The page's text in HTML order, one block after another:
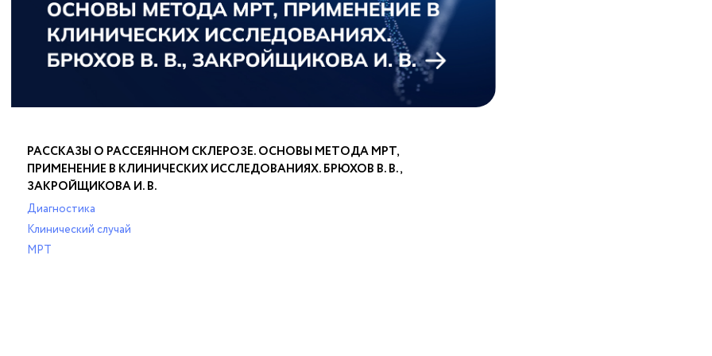
РАССКАЗЫ О РАССЕЯННОМ СКЛЕРОЗЕ. ОСНОВЫ МЕТОДА МРТ,
ПРИМЕНЕНИЕ В КЛИНИЧЕСКИХ ИССЛЕДОВАНИЯХ. БРЮХОВ В. В.,
ЗАКРОЙЩИКОВА И. В.
Диагностика
Клинический случай
МРТ